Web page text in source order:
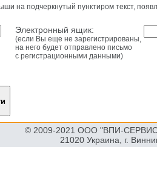
на подчеркнутый пунктиром текст,
Электронный ящик:
(если Вы еще не зарегистрированы,
на него будет отправлено письмо
с регистрационными данными)
© 2009-2021 ООО "ВПИ-
21020 Украина, г.